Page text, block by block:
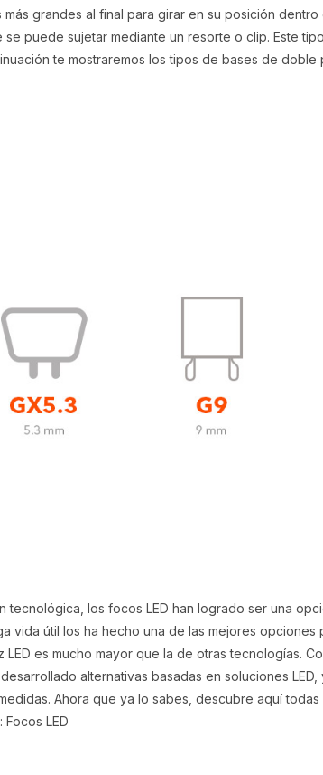
grandes al final para girar en su posición
puede sujetar mediante un resorte o clip. Este
te mostraremos los tipos de bases de doble
tecnológica, los focos LED han logrado ser una
vida útil los ha hecho una de las mejores opciones
es mucho mayor que la de otras tecnologías.
alternativas basadas en soluciones
Ahora que ya lo sabes, descubre aquí
LED